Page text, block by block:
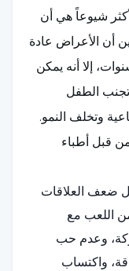
الأكثر شيوعاً هي أن
أن الأعراض عادة
الأعراض بعد عمر سنتين أو 3 سنوات، إلا أنه يمكن
تجنب الطفل
وتخلف النمو.
قبل أطباء
ضعف العلاقات
اللعب مع
وعدم حب
واكتساب